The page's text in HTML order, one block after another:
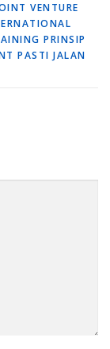
VENTURE
PRINSIP
PASTI JALAN